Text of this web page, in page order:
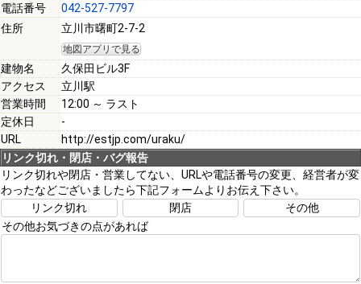
[必須]
[必須]
[必須]
注意事項
電話番号
042-527-7797
住所
立川市曙町2-7-2
地図アプリで見る
建物名
久保田ビル3F
アクセス
立川駅
営業時間
12:00 ～ ラスト
定休日
-
URL
http://estjp.com/uraku/
リンク切れ・閉店・バグ報告
リンク切れや閉店・営業してない、URLや電話番号の変更、経営者が変
わったなどございましたら下記フォームよりお伝え下さい。
リンク切れ
閉店
その他
その他お気づきの点があれば